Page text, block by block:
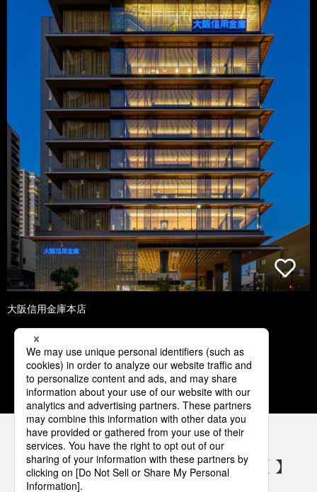
大阪信用金庫本店
1 2 3 4 5
パナソニックの電気設備 SNSアカウント